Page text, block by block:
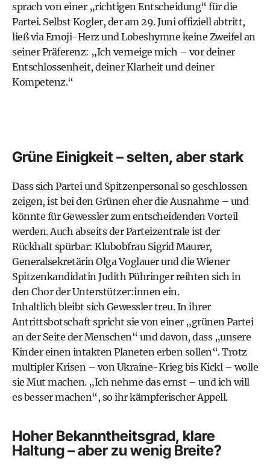
sprach von einer „richtigen Entscheidung“ für die
Partei. Selbst Kogler, der am 29. Juni offiziell abtritt,
ließ via Emoji-Herz und Lobeshymne keine Zweifel an
seiner Präferenz: „Ich verneige mich – vor deiner
Entschlossenheit, deiner Klarheit und deiner
Kompetenz.“
Grüne Einigkeit – selten, aber stark
Dass sich Partei und Spitzenpersonal so geschlossen
zeigen, ist bei den Grünen eher die Ausnahme – und
könnte für Gewessler zum entscheidenden Vorteil
werden. Auch abseits der Parteizentrale ist der
Rückhalt spürbar: Klubobfrau Sigrid Maurer,
Generalsekretärin Olga Voglauer und die Wiener
Spitzenkandidatin Judith Pühringer reihten sich in
den Chor der Unterstützer:innen ein.
Inhaltlich bleibt sich Gewessler treu. In ihrer
Antrittsbotschaft spricht sie von einer „grünen Partei
an der Seite der Menschen“ und davon, dass „unsere
Kinder einen intakten Planeten erben sollen“. Trotz
multipler Krisen – von Ukraine-Krieg bis Kickl – wolle
sie Mut machen. „Ich nehme das ernst – und ich will
es besser machen“, so ihr kämpferischer Appell.
Hoher Bekanntheitsgrad, klare
Haltung – aber zu wenig Breite?